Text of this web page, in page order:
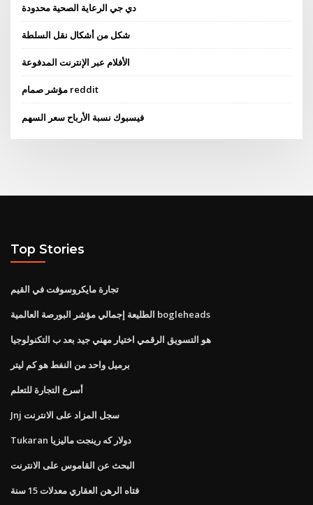
دي جي الرعاية الصحية محدودة
شكل من أشكال نقل السلطة
الأفلام عبر الإنترنت المدفوعة
مؤشر صمام reddit
فيسبوك نسبة الأرباح سعر السهم
Top Stories
تجارة مايكروسوفت في القيم
الطليعة إجمالي مؤشر البورصة العالمية bogleheads
هو التسويق الرقمي اختيار مهني جيد بعد ب التكنولوجيا
برميل واحد من النفط هو كم ليتر
أسرع التجارة للتعلم
Jnj سجل المزاد على الانترنت
Tukaran دولار كه رينجت ماليزيا
البحث عن القاموس على الانترنت
فتاه الرهن العقاري معدلات 15 سنة